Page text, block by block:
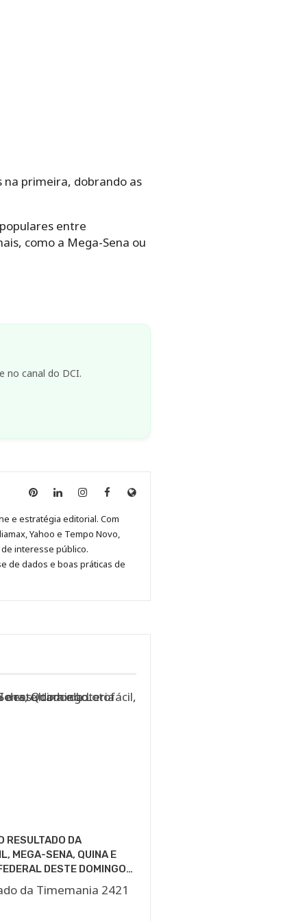
na primeira, dobrando as
entre
como a Mega-Sena ou
no canal do DCI.
Anny
no
Pinterest
Anny
no
LinkedIn
Anny
no
Instagram
Anny
no
Facebook
Site
e estratégia editorial. Com
Yahoo e Tempo Novo,
interesse público.
de dados e boas práticas de
RESULTADO DA
MEGA-SENA, QUINA E
DESTE DOMINGO…